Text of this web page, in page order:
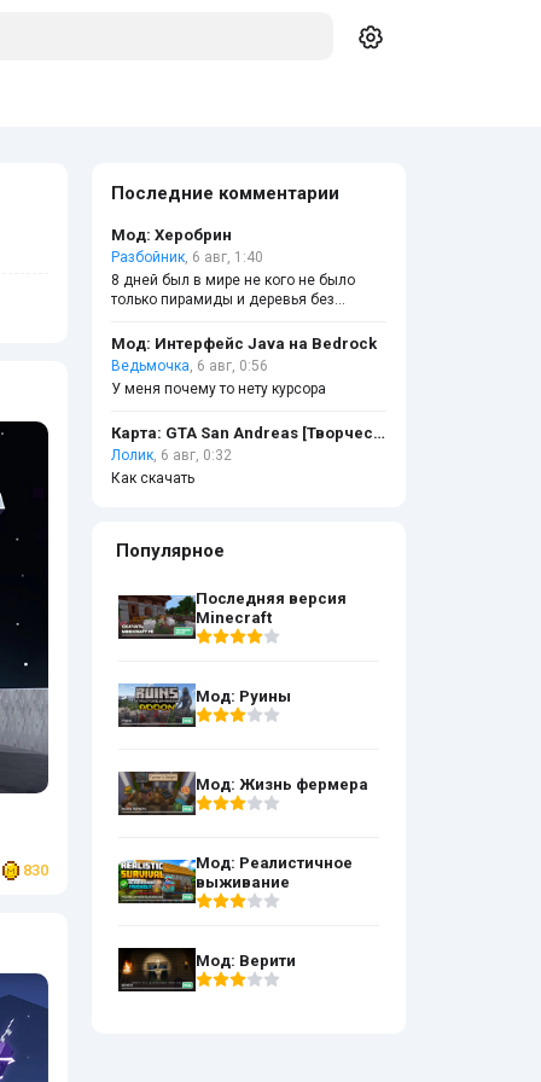
830
Последние комментарии
Мод: Херобрин
Разбойник, 6 авг, 1:40
8 дней был в мире не кого не было
только пирамиды и деревья без
Мод: Интерфейс Java на Bedrock
Ведьмочка, 6 авг, 0:56
У меня почему то нету курсора
Карта: GTA San Andreas [Творчество]
Лолик, 6 авг, 0:32
Как скачать
Популярное
Последняя версия
Minecraft
Мод: Руины
Мод: Жизнь фермера
Мод: Реалистичное
выживание
Мод: Верити